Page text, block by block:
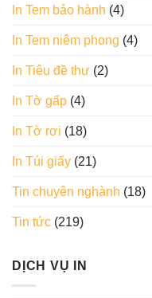
In Tem bảo hành (4)
In Tem niêm phong (4)
In Tiêu đề thư (2)
In Tờ gấp (4)
In Tờ rơi (18)
In Túi giấy (21)
Tin chuyên nghành (18)
Tin tức (219)
DỊCH VỤ IN